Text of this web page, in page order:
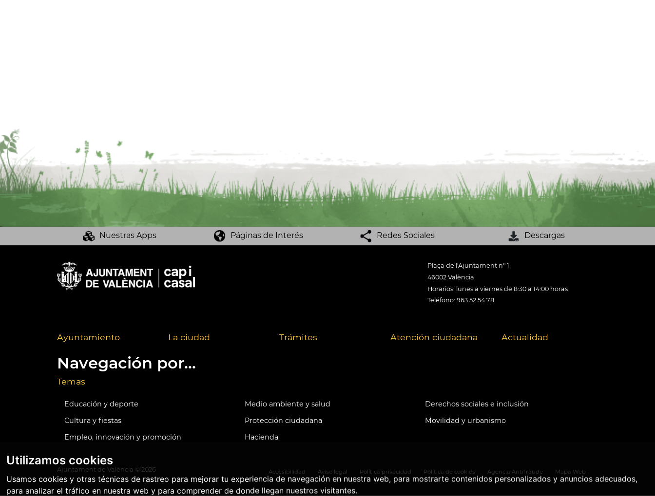
Utilizamos cookies
Usamos cookies y otras técnicas de rastreo para mejorar tu experiencia de navegación en nuestra web, para mostrarte contenidos personalizados y anuncios adecuados,
para analizar el tráfico en nuestra web y para comprender de donde llegan nuestros visitantes.
Nuestras Apps Páginas de Interés Redes Sociales Descargas
Plaça de l'Ajuntament nº 1
46002 València
Horarios: lunes a viernes de 8:30 a 14:00 horas
Teléfono: 963 52 54 78
Ayuntamiento La ciudad Trámites Atención ciudadana Actualidad
Navegación por...
Temas
Educación y deporte Medio ambiente y salud
Derechos sociales e inclusión
Cultura y fiestas
Protección ciudadana
Movilidad y urbanismo
Empleo, innovación y promoción
Hacienda
Ajuntament de València © 2026 Accesibilidad Aviso legal Política privacidad Política de cookies Agencia Antifraude Mapa Web